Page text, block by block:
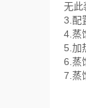
无此
3.配
4.蒸
5.加
6.蒸
7.蒸